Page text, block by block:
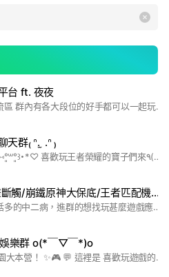
台 ft. 夜夜
歡迎來到王者榮耀交流區 群內有各大段位的好手都可以一起玩遊戲 如果需要教導也可以詢問群內管理 群內管理多數都擁有一定實力以及見解 多多出來聊天，潛水也沒關係 如果想知道賽事方面的資訊也可以找群主 歡迎你們的到來
群₍ ᐢ. ̫ .ᐢ ₎
歡迎各位野王的到來꒰⑅°͈꒳​°͈꒱･*♡ 喜歡玩王者榮耀的寶子們來٩(◦`꒳´◦)۶ （傳說也可呦🫶🏻 交友/.聊天/.可加微信/.一起玩/.沖分 可組cp/.綁閨蜜等 （進了就別退🔪 ♡̷ ₍ᐢ..ᐢ₎♡管管不吃人
𝜗𝜚˚⋆傳說野亡/世畫斷觸/崩鐵原神大保底/王者匹配機制/動漫宅𓏲𑁘ᮬ群組缺關愛（要的+）ᯤ𓂃
群主名叫暗雷，是個話多的中二病，進群的想找玩甚麼遊戲應該自介裡都找的到一起玩的人，各種遊戲也會設置攻略在重要貼文，然後群組應該算常開群通，社牛的可以上來一起聊天，希望進來的人都能成為好朋友(՞˶˃ ˄ ˂˶՞) #傳說對決#第五人格#崩壞星穹鐵道#原神#世界計畫#王者榮耀#聊天群
樂群 o(*￣▽￣*)o
🎮✨ 歡迎加入遊戲樂園大本營！ ✨🎮 💬 這裡是 喜歡玩遊戲的玩家聚集地，不管是手遊、PC 還是主機遊戲，都能找到聊得來的夥伴！ 🔥 在這裡你可以： 🎲 分享遊戲心得 & 趣味話題 🤝 認識志同道合的朋友 🚀 無論你是休閒玩家還是競技好手，這裡都歡迎你一起加入！ 👉 快來加入我們，一起開黑、聊天、拿獎金！